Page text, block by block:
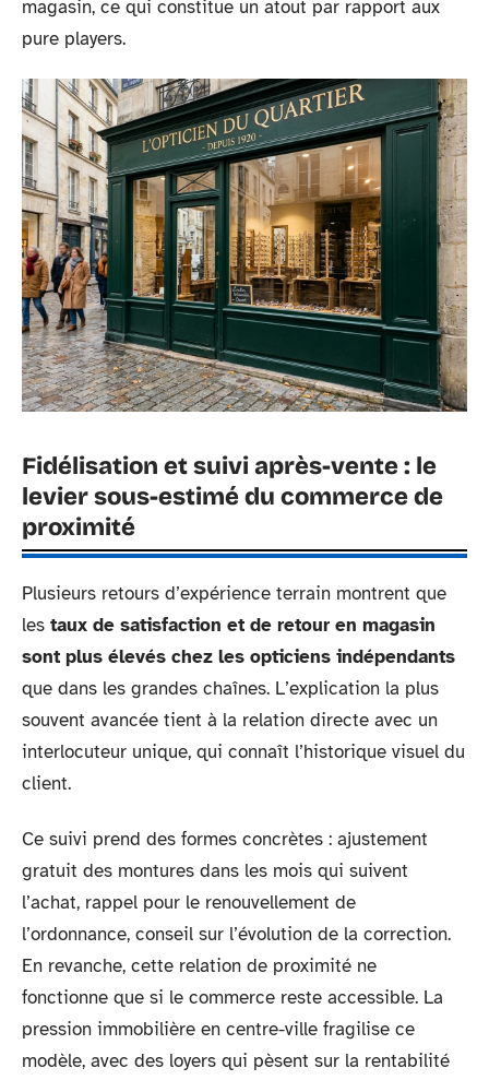
magasin, ce qui constitue un atout par rapport aux
pure players.
Fidélisation et suivi après-vente : le
levier sous-estimé du commerce de
proximité
Plusieurs retours d’expérience terrain montrent que
les taux de satisfaction et de retour en magasin
sont plus élevés chez les opticiens indépendants
que dans les grandes chaînes. L’explication la plus
souvent avancée tient à la relation directe avec un
interlocuteur unique, qui connaît l’historique visuel du
client.
Ce suivi prend des formes concrètes : ajustement
gratuit des montures dans les mois qui suivent
l’achat, rappel pour le renouvellement de
l’ordonnance, conseil sur l’évolution de la correction.
En revanche, cette relation de proximité ne
fonctionne que si le commerce reste accessible. La
pression immobilière en centre-ville fragilise ce
modèle, avec des loyers qui pèsent sur la rentabilité